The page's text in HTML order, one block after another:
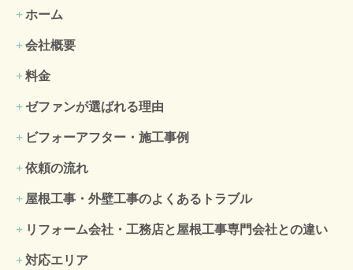
ホーム
会社概要
料金
ゼファンが選ばれる理由
ビフォーアフター・施工事例
依頼の流れ
屋根工事・外壁工事のよくある トラブル
リフォーム会社・工務店と屋根工事専門会社との違い
対応エリア